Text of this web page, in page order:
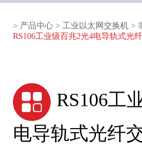
> 产品中心 >工业以太网交换机 >
RS106工业级百兆2光4电导轨式光
RS106工
电导轨式光纤